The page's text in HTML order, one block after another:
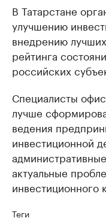
В Татарстане
улучшению
внедрению
рейтинга
российских
Специалисты
лучше
ведения
инвестиционной
актуальные
инвестиционного
Теги